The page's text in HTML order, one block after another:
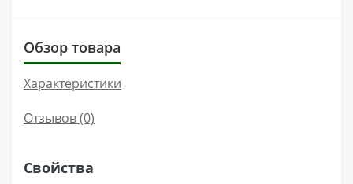
Обзор товара
Характеристики
Отзывов (0)
Свойства